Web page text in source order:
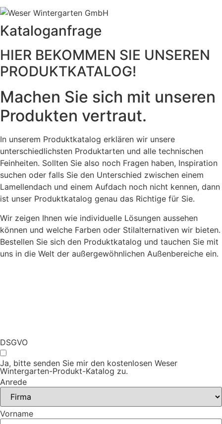
Kataloganfrage
HIER BEKOMMEN SIE UNSEREN
PRODUKTKATALOG!
Machen Sie sich mit unseren
Produkten vertraut.
In unserem Produktkatalog erklären wir unsere
unterschiedlichsten Produktarten und alle technischen
Feinheiten. Sollten Sie also noch Fragen haben, Inspiration
suchen oder falls Sie den Unterschied zwischen einem
Lamellendach und einem Aufdach noch nicht kennen, dann
ist unser Produktkatalog genau das Richtige für Sie.
Wir zeigen Ihnen wie individuelle Lösungen aussehen
können und welche Farben oder Stilalternativen wir bieten.
Bestellen Sie sich den Produktkatalog und tauchen Sie mit
uns in die Welt der außergewöhnlichen Außenbereiche ein.
DSGVO
Ja, bitte senden Sie mir den kostenlosen Weser
Wintergarten-Produkt-Katalog zu.
Anrede
Vorname